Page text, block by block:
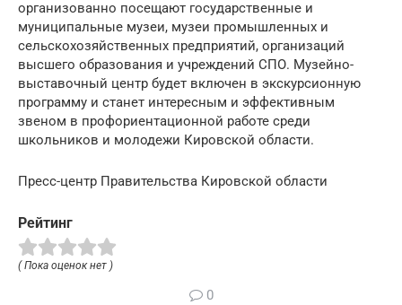
организованно посещают государственные и
муниципальные музеи, музеи промышленных и
сельскохозяйственных предприятий, организаций
высшего образования и учреждений СПО. Музейно-
выставочный центр будет включен в экскурсионную
программу и станет интересным и эффективным
звеном в профориентационной работе среди
школьников и молодежи Кировской области.
Пресс-центр Правительства Кировской области
Рейтинг
( Пока оценок нет )
0